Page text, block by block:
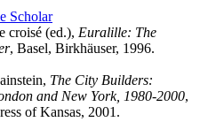
Scholar
croisé (ed.), Euralille: The
, Basel, Birkhäuser, 1996.
The City Builders:
and New York, 1980-2000,
of Kansas, 2001.